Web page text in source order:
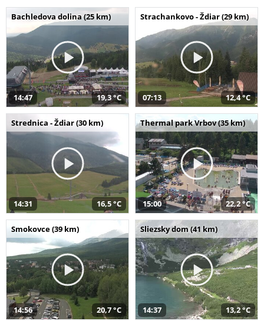
Bachledova dolina (25 km)
14:47 19,3 °C
Strachankovo - Ždiar (29 km)
07:13 12,4 °C
Strednica - Ždiar (30 km)
14:31 16,5 °C
Thermal park Vrbov (35 km)
15:00 22,2 °C
Smokovce (39 km)
14:56 20,7 °C
Sliezsky dom (41 km)
14:37 13,2 °C